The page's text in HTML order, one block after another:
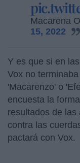
Macarena
15, 2022
Y es que si en
Vox no
'Macarenzo' o
encuesta la
resultados de las
contra las
pactará con Vox.